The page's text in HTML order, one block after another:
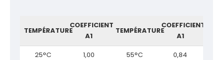
TEMPÉRATURE
COEFFICIENT
A1
TEMPÉRATURE
COEFFICIENT
A1
25°C
1,00 55°C
0,84